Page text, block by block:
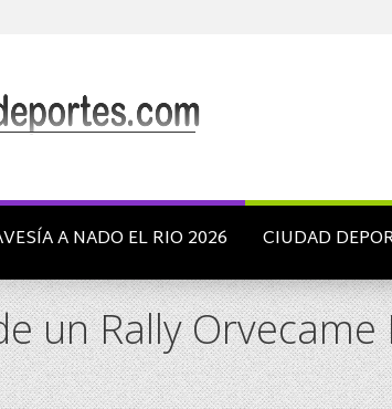
A NADO EL RIO 2026 CIUDAD
un Rally